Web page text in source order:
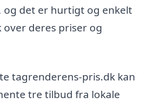
det er hurtigt og enkelt
over deres priser og
tagrenderens-pris.dk kan
tre tilbud fra lokale